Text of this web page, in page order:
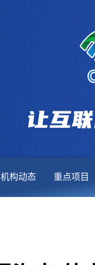
机构动态 重点项目